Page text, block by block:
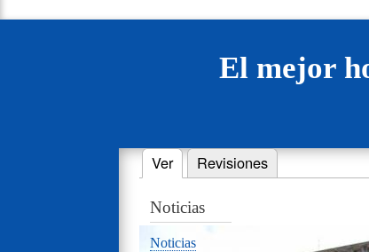
El mejor
Primary
tabs
Ver(solapa activa)
Revisiones
Noticias
Noticias